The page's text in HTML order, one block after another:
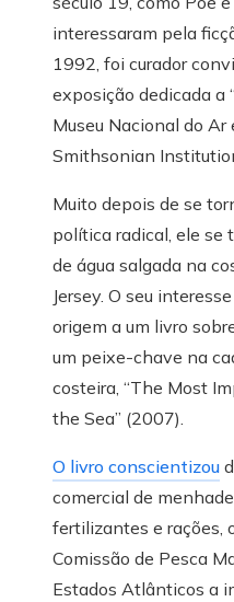
interessaram pela
1992, foi curador
exposição dedicada a
Museu Nacional do Ar
Smithsonian
Muito depois de se
política radical, ele se
de água salgada na
Jersey. O seu
origem a um livro
um peixe-chave na
costeira, “The Most
the Sea” (2007).
O livro conscientizou
comercial de
fertilizantes e rações,
Comissão de Pesca
Estados Atlânticos a